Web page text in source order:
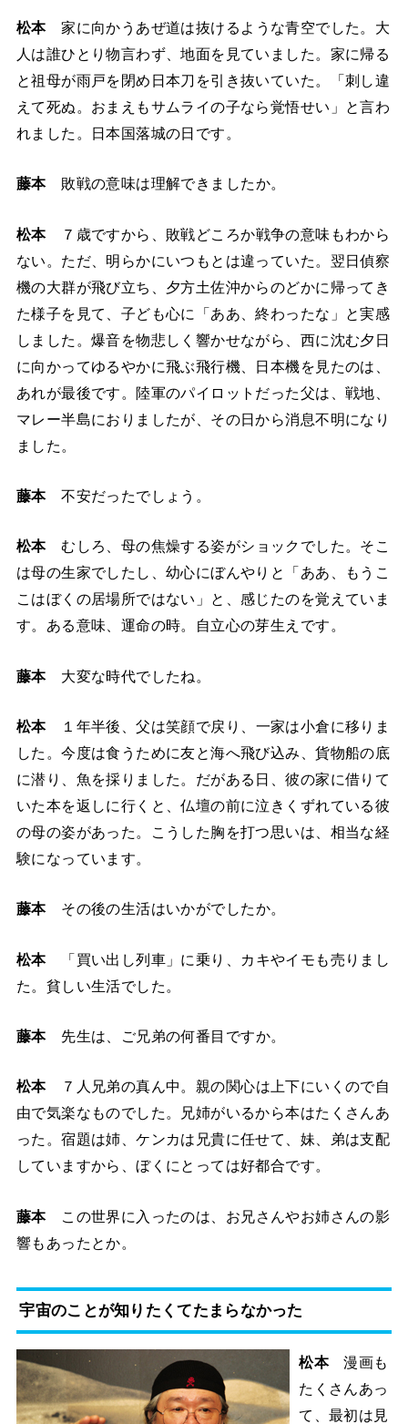
松本家に向かうあぜ道は抜けるような青空でした。大
人は誰ひとり物言わず、地面を見ていました。家に帰る
と祖母が雨戸を閉め日本刀を引き抜いていた。「刺し違
えて死ぬ。おまえもサムライの子なら覚悟せい」と言わ
れました。日本国落城の日です。
藤本敗戦の意味は理解できましたか。
松本７歳ですから、敗戦どころか戦争の意味もわから
ない。ただ、明らかにいつもとは違っていた。翌日偵察
機の大群が飛び立ち、夕方土佐沖からのどかに帰ってき
た様子を見て、子ども心に「ああ、終わったな」と実感
しました。爆音を物悲しく響かせながら、西に沈む夕日
に向かってゆるやかに飛ぶ飛行機、日本機を見たのは、
あれが最後です。陸軍のパイロットだった父は、戦地、
マレー半島におりましたが、その日から消息不明になり
ました。
藤本不安だったでしょう。
松本むしろ、母の焦燥する姿がショックでした。そこ
は母の生家でしたし、幼心にぼんやりと「ああ、もうこ
こはぼくの居場所ではない」と、感じたのを覚えていま
す。ある意味、運命の時。自立心の芽生えです。
藤本大変な時代でしたね。
松本１年半後、父は笑顔で戻り、一家は小倉に移りま
した。今度は食うために友と海へ飛び込み、貨物船の底
に潜り、魚を採りました。だがある日、彼の家に借りて
いた本を返しに行くと、仏壇の前に泣きくずれている彼
の母の姿があった。こうした胸を打つ思いは、相当な経
験になっています。
藤本その後の生活はいかがでしたか。
松本「買い出し列車」に乗り、カキやイモも売りまし
た。貧しい生活でした。
藤本先生は、ご兄弟の何番目ですか。
松本７人兄弟の真ん中。親の関心は上下にいくので自
由で気楽なものでした。兄姉がいるから本はたくさんあ
った。宿題は姉、ケンカは兄貴に任せて、妹、弟は支配
していますから、ぼくにとっては好都合です。
藤本この世界に入ったのは、お兄さんやお姉さんの影
響もあったとか。
宇宙のことが知りたくてたまらなかった
松本漫画も
たくさんあっ
て、最初は見